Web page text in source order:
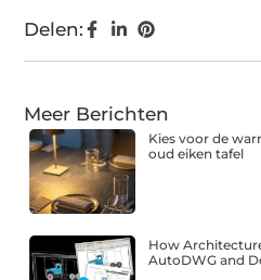
Delen:
Meer Berichten
Kies voor de
oud eiken tafel
How
AutoDWG and